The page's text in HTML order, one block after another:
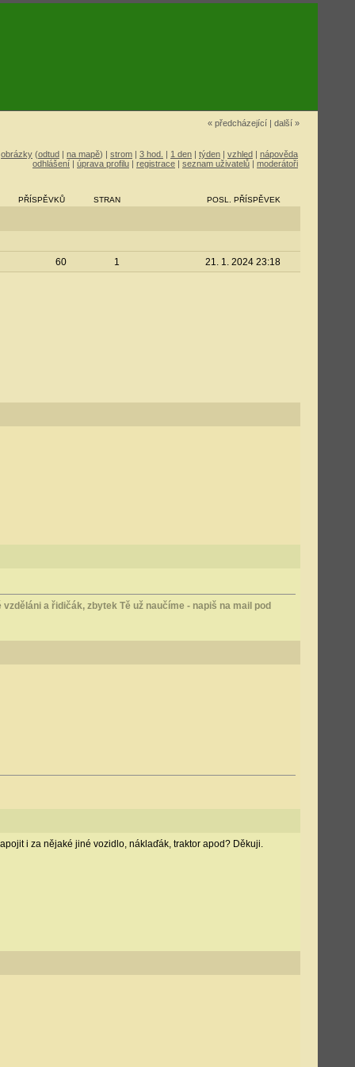
« předcházející | další »
obrázky (odtud | na mapě) | strom | 3 hod. | 1 den | týden | vzhled | nápověda
odhlášení | úprava profilu | registrace | seznam uživatelů | moderátoři
PŘÍSPĚVKŮ STRAN POSL. PŘÍSPĚVEK
60 1 21. 1. 2024 23:18
a řidičák, zbytek Tě už naučíme - napiš na mail pod
i za nějaké jiné vozidlo, náklaďák, traktor apod? Děkuji.